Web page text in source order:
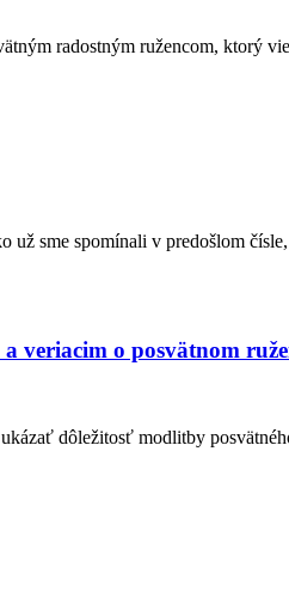
radostným ružencom, ktorý
už sme spomínali v predošlom
veriacim o posvätnom
dôležitosť modlitby